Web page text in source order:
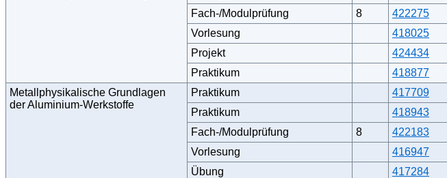
Fach-/Modulprüfung
8
422275
Vorlesung
418025
Projekt
424434
Praktikum
418877
Metallphysikalische Grundlagen
der Aluminium-Werkstoffe
Praktikum
417709
Praktikum
418943
Fach-/Modulprüfung
8
422183
Vorlesung
416947
Übung
417284